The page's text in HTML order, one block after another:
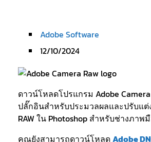
Adobe Software
12/10/2024
ดาวน์โหลดโปรแกรม Adobe
ปลั๊กอินสำหรับประมวลผลและปรับแ
RAW ใน Photoshop สำหรับช่างภา
คุณยังสามารถดาวน์โหลดAdobe